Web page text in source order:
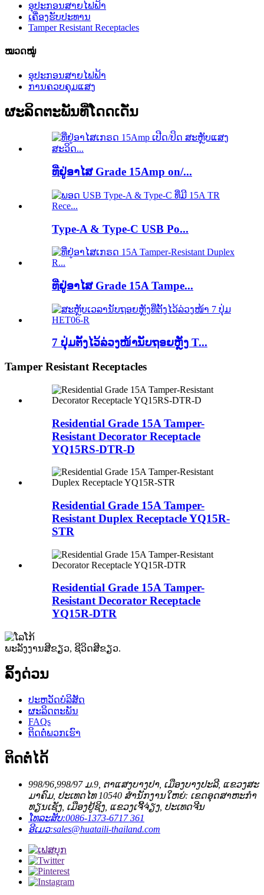
ອຸປະກອນສາຍໄຟຟ້າ
ເຄື່ອງຮັບປະທານ
Tamper Resistant Receptacles
ໝວດໝູ່
ອຸປະກອນສາຍໄຟຟ້າ
ການຄວບຄຸມແສງ
ຜະລິດຕະພັນທີ່ໂດດເດັ່ນ
ທີ່ຢູ່ອາໄສ Grade 15Amp on/...
Type-A & Type-C USB Po...
ທີ່ຢູ່ອາໄສ Grade 15A Tampe...
7 ປຸ່ມຕັ້ງໄວ້ລ່ວງໜ້ານັບຖອຍຫຼັງ T...
Tamper Resistant Receptacles
Residential Grade 15A Tamper-
Resistant Decorator Receptacle
YQ15RS-DTR-D
Residential Grade 15A Tamper-
Resistant Duplex Receptacle YQ15R-
STR
Residential Grade 15A Tamper-
Resistant Decorator Receptacle
YQ15R-DTR
ພະລັງງານສີຂຽວ, ຊີວິດສີຂຽວ.
ລິ້ງດ່ວນ
ປະ​ຫວັດ​ບໍ​ລິ​ສັດ
ຜະລິດຕະພັນ
FAQs
ຕິດ​ຕໍ່​ພວກ​ເຮົາ
ຕິດຕໍ່ໄດ້
998/96,998/97 ມ.9, ຕາ​ແສງ​ບາງ​ປາ, ເມືອງ​ບາງ​ປະ​ລີ, ແຂວງ​ສະ​
ມາ​ຄົມ, ປະ​ເທດ​ໄທ 10540 ສຳ​ນັກ​ງານ​ໃຫຍ່: ເຂດ​ອຸດ​ສາ​ຫະ​ກຳ​
ທຽນ​ເຊັງ, ເມືອງ​ຢູ້​ຊິງ, ແຂວງ​ເຈີ້​ຈ່ຽງ, ປະ​ເທດ​ຈີນ
ໂທລະສັບ:0086-1373-6717 361
ອີເມວ:sales@huataili-thailand.com